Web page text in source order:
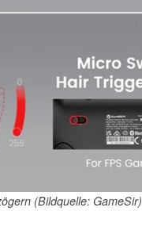
(Bildquelle: GameSir)